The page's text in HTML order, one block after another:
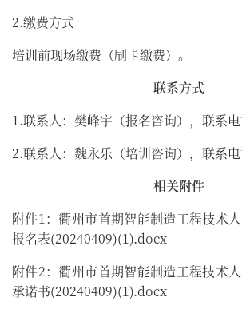
2.缴费方式
培训前现场缴费（刷卡缴费）。
联系方式
1.联系人：樊峰宇（报名咨询），联系
2.联系人：魏永乐（培训咨询），联系
相关附件
附件1：衢州市首期智能制造工程技术
报名表(20240409)(1).docx
附件2：衢州市首期智能制造工程技术
承诺书(20240409)(1).docx